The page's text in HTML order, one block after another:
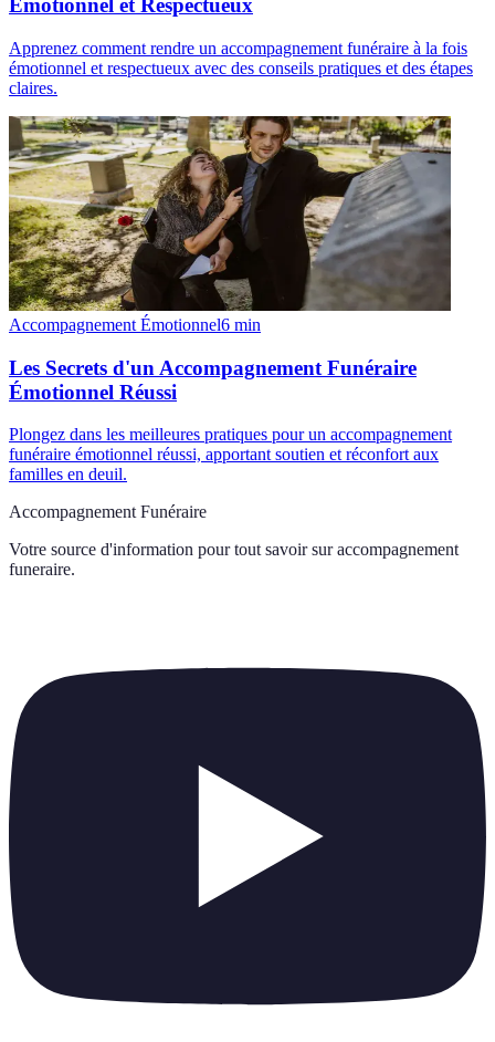
Émotionnel et Respectueux
Apprenez comment rendre un accompagnement funéraire à la fois
émotionnel et respectueux avec des conseils pratiques et des étapes
claires.
Accompagnement Émotionnel6 min
Les Secrets d'un Accompagnement Funéraire
Émotionnel Réussi
Plongez dans les meilleures pratiques pour un accompagnement
funéraire émotionnel réussi, apportant soutien et réconfort aux
familles en deuil.
Accompagnement Funéraire
Votre source d'information pour tout savoir sur accompagnement
funeraire.